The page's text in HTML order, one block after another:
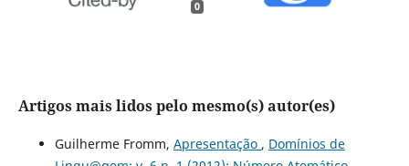
0
Artigos mais lidos pelo mesmo(s) autor(es)
Guilherme Fromm, Apresentação , Domínios de